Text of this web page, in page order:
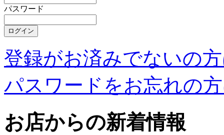
パスワード
登録がお済みでないの
パスワードをお忘れの
お店からの新着情報